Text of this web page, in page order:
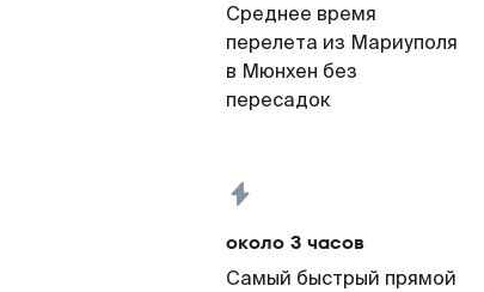
Среднее время
перелета из Мариуполя
в Мюнхен без
пересадок
около 3 часов
Самый быстрый прямой